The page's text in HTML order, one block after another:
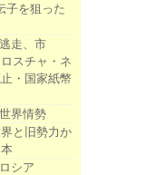
子を狙った
走、市
スチャ・ネ
・国家紙幣
界情勢
と旧勢力か
シア